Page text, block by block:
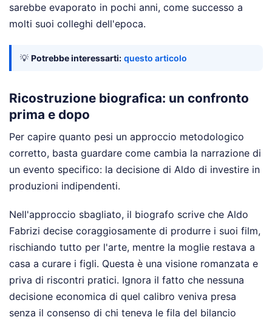
sarebbe evaporato in pochi anni, come successo a
molti suoi colleghi dell'epoca.
💡 Potrebbe interessarti: questo articolo
Ricostruzione biografica: un confronto
prima e dopo
Per capire quanto pesi un approccio metodologico
corretto, basta guardare come cambia la narrazione di
un evento specifico: la decisione di Aldo di investire in
produzioni indipendenti.
Nell'approccio sbagliato, il biografo scrive che Aldo
Fabrizi decise coraggiosamente di produrre i suoi film,
rischiando tutto per l'arte, mentre la moglie restava a
casa a curare i figli. Questa è una visione romanzata e
priva di riscontri pratici. Ignora il fatto che nessuna
decisione economica di quel calibro veniva presa
senza il consenso di chi teneva le fila del bilancio